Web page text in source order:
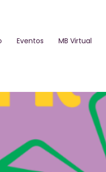
Eventos MB Virtual